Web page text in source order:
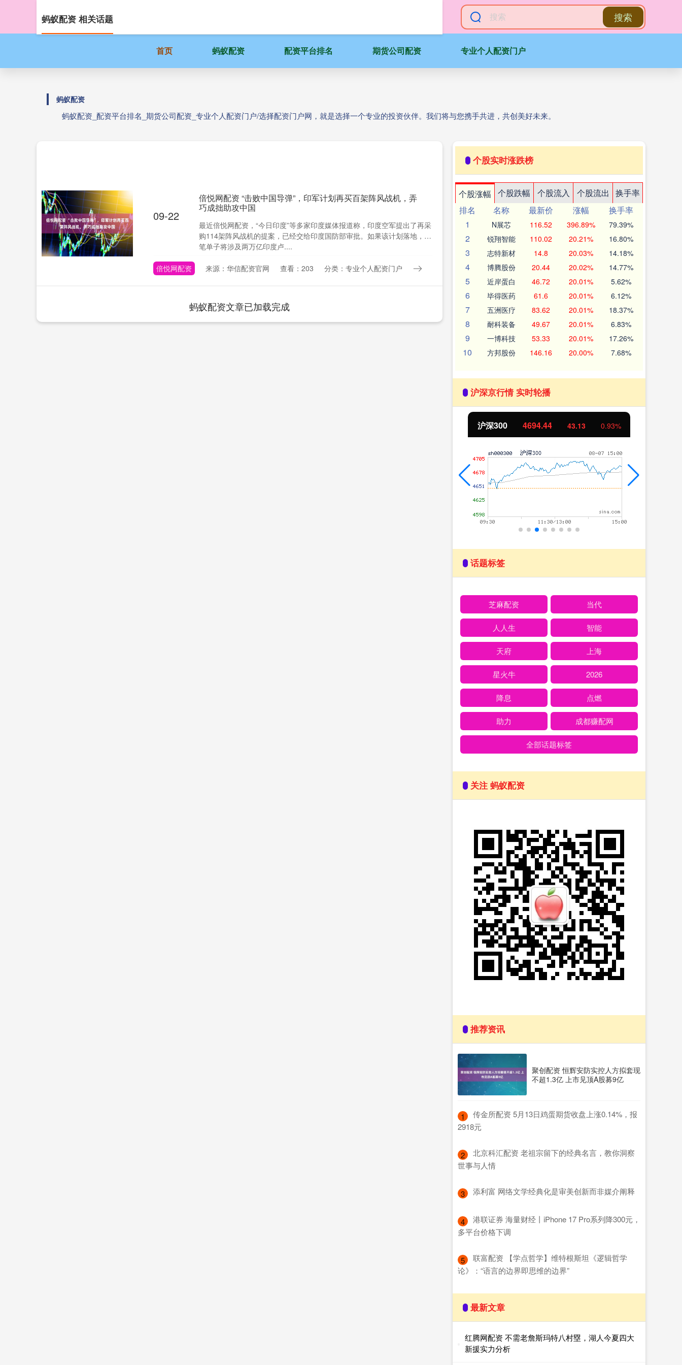
搜索
首页 蚂蚁配资 配资平台排名 期货公司配资 专业个人配资门户
蚂蚁配资
蚂蚁配资_配资平台排名_期货公司配资_专业个人配资门户/选择配资门户网，就是选择一个专业的投资伙伴。我们将与您携手共进，共创美好未来。
蚂蚁配资 相关话题
09-22
倍悦网配资 “击败中国导弹”，印军计划再买百架阵风战机，弄
巧成拙助攻中国
最近倍悦网配资，“今日印度”等多家印度媒体报道称，印度空军提出了再采
购114架阵风战机的提案，已经交给印度国防部审批。如果该计划落地，这
笔单子将涉及两万亿印度卢....
倍悦网配资 来源：华信配资官网 查看：203 分类：专业个人配资门户
蚂蚁配资文章已加载完成
个股实时涨跌榜
个股涨幅 个股跌幅 个股流入 个股流出
换手率
排名
名称 最新价 涨幅
换手率
1
N展芯 116.52 396.89% 79.39%
2 锐翔智能 110.02 20.21% 16.80%
3 志特新材 14.8 20.03% 14.18%
4 博腾股份 20.44 20.02% 14.77%
5 近岸蛋白 46.72 20.01% 5.62%
6 毕得医药 61.6 20.01% 6.12%
7 五洲医疗 83.62 20.01% 18.37%
8 耐科装备 49.67 20.01% 6.83%
9 一博科技 53.33 20.01% 17.26%
10 方邦股份 146.16 20.00% 7.68%
沪深京行情 实时轮播
沪深300 4694.44 43.13 0.93%
话题标签
芝麻配资 当代
人人生 智能
天府 上海
星火牛 2026
降息 点燃
助力 成都赚配网
全部话题标签
关注 蚂蚁配资
推荐资讯
聚创配资 恒辉安防实控人方拟套现
不超1.3亿 上市见顶A股募9亿
1
​传金所配资 5月13日鸡蛋期货收盘上涨0.14%，报
2918元
2
​北京科汇配资 老祖宗留下的经典名言，教你洞察
世事与人情
3 ​添利富 网络文学经典化是审美创新而非媒介阐释
4
​港联证券 海量财经丨iPhone 17 Pro系列降300元，
多平台价格下调
5
​联富配资 【学点哲学】维特根斯坦《逻辑哲学
论》：“语言的边界即思维的边界”
最新文章
红腾网配资 不需老詹斯玛特八村塁，湖人今夏四大
新援实力分析